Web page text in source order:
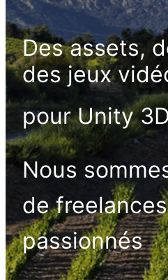
Des assets,
des jeux
pour Unity
Nous
de freelances
passionnés